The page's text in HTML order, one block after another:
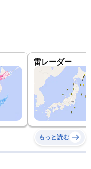
雷レーダー
もっと読む